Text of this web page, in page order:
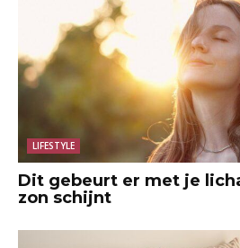
LIFESTYLE
Dit gebeurt er met je
zon schijnt